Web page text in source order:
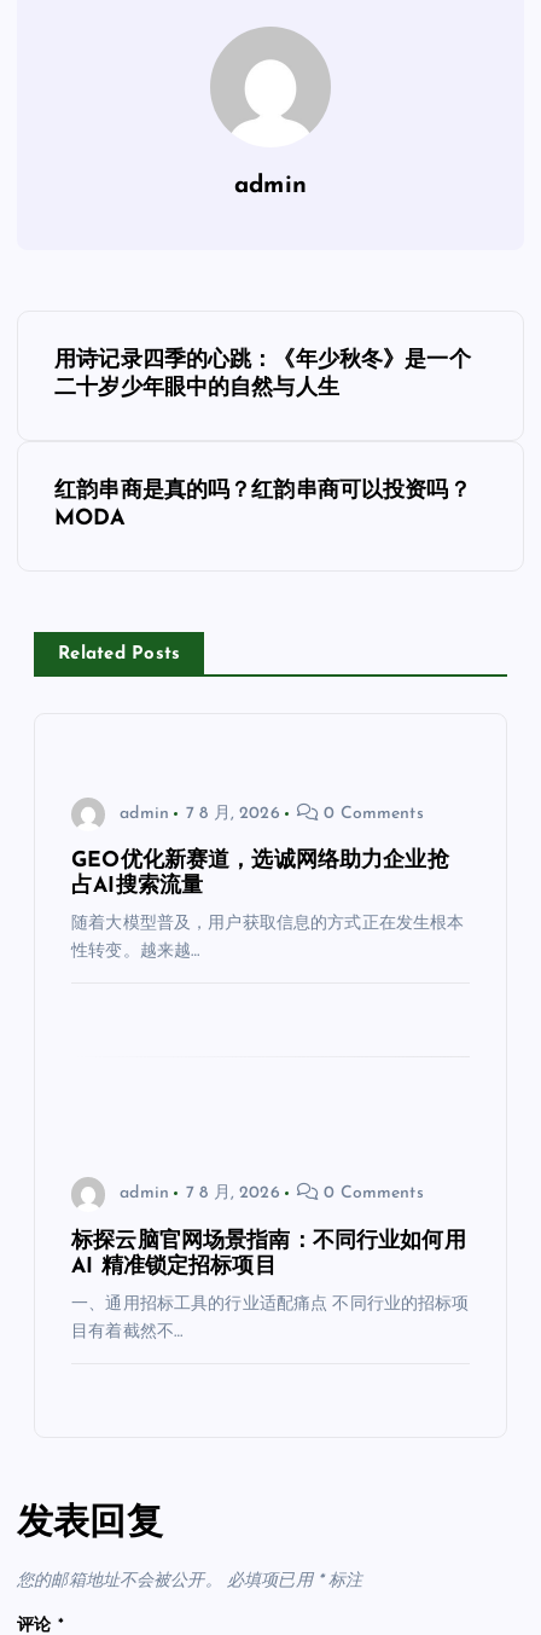
admin
文
章
航
用诗记录四季的心跳：《年少秋冬》是一个
二十岁少年眼中的自然与人生
红韵串商是真的吗？红韵串商可以投资吗？
MODA
Related Posts
admin 7 8 月, 2026 0 Comments
GEO优化新赛道，选诚网络助力企业抢
占AI搜索流量
随着大模型普及，用户获取信息的方式正在发生根本
性转变。越来越…
admin 7 8 月, 2026 0 Comments
标探云脑官网场景指南：不同行业如何用
AI 精准锁定招标项目
一、通用招标工具的行业适配痛点 不同行业的招标项
目有着截然不…
发表回复
您的邮箱地址不会被公开。 必填项已用 *标注
评论 *